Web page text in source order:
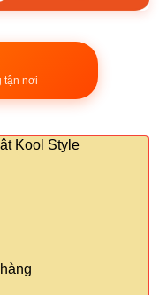
tận nơi
Kool Style